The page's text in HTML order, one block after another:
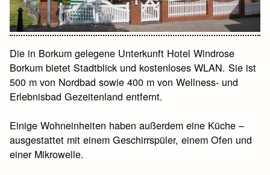
Die in Borkum gelegene Unterkunft Hotel Windrose
Borkum bietet Stadtblick und kostenloses WLAN. Sie ist
500 m von Nordbad sowie 400 m von Wellness- und
Erlebnisbad Gezeitenland entfernt.
Einige Wohneinheiten haben außerdem eine Küche –
ausgestattet mit einem Geschirrspüler, einem Ofen und
einer Mikrowelle.